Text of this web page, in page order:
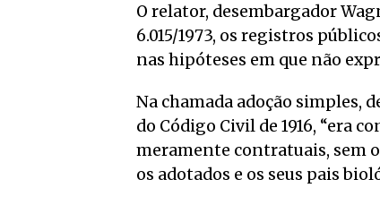
O relator, desembargador
6.015/1973, os registros
nas hipóteses em que não
Na chamada adoção simples,
do Código Civil de 1916, “era
meramente contratuais, sem
os adotados e os seus pais